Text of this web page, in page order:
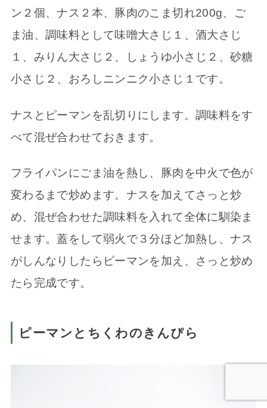
ン２個、ナス２本、豚肉のこま切れ200g、ご
ま油、調味料として味噌大さじ１、酒大さじ
１、みりん大さじ２、しょうゆ小さじ２、砂糖
小さじ２、おろしニンニク小さじ１です。
ナスとピーマンを乱切りにします。調味料をす
べて混ぜ合わせておきます。
フライパンにごま油を熱し、豚肉を中火で色が
変わるまで炒めます。ナスを加えてさっと炒
め、混ぜ合わせた調味料を入れて全体に馴染ま
せます。蓋をして弱火で３分ほど加熱し、ナス
がしんなりしたらピーマンを加え、さっと炒め
たら完成です。
ピーマンとちくわのきんぴら